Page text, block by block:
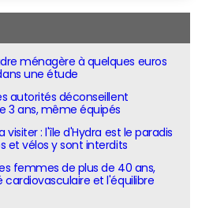
ménagère à quelques euros
une étude
autorités déconseillent
3 ans, même équipés
visiter : l'île d'Hydra est le paradis
et vélos y sont interdits
femmes de plus de 40 ans,
et l'équilibre